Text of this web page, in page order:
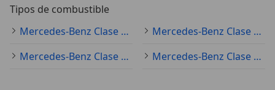
Tipos de combustible
Mercedes-Benz Clase C (todo) diésel
Mercedes-Benz Clase C (todo) electro/gasolina
Mercedes-Benz Clase C (todo) gasolina
Mercedes-Benz Clase C (todo) electro/diésel